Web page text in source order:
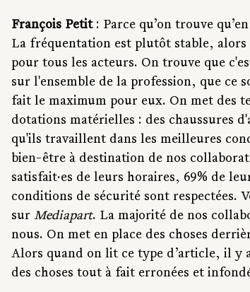
François Petit : Parce qu’on trouve
La fréquentation est plutôt stable,
pour tous les acteurs. On trouve que
sur l'ensemble de la profession, que ce
fait le maximum pour eux. On met des
dotations matérielles : des chaussures
qu'ils travaillent dans les meilleures
bien-être à destination de nos
satisfait·es de leurs horaires, 69% de
conditions de sécurité sont respectées.
sur Mediapart. La majorité de nos
nous. On met en place des choses
Alors quand on lit ce type d’article, il y
des choses tout à fait erronées et